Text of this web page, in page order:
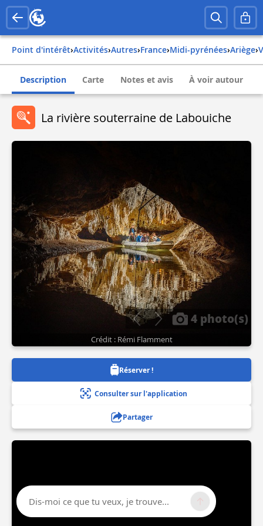
Point d'intérêt› Activités› Autres› france› midi-pyrénées› ariège›
Description Carte Notes et avis À voir autour
La rivière souterraine de Labouiche
4 photo(s)
Crédit : Rémi Flamment
Réserver !
Consulter sur l'application
Partager
Dis-moi ce que tu veux, je trouve...